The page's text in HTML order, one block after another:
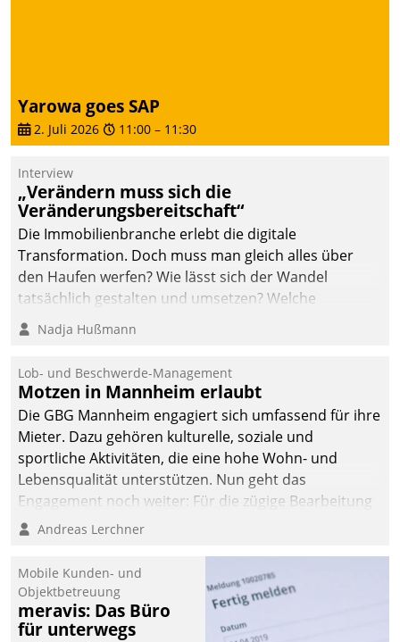
zielgerichtete
Mieterbefragungen – eine
starke Grundlage für
intelligente,
datengestützte
Entscheidungen.
Yarowa goes SAP
2. Juli 2026 11:00 – 11:30
Interview
„Verändern muss sich die
Veränderungsbereitschaft“
Die Immobilienbranche erlebt die digitale
Transformation. Doch muss man gleich alles über
den Haufen werfen? Wie lässt sich der Wandel
tatsächlich gestalten und umsetzen? Welche
Argumente zählen wirklich?
Nadja Hußmann
Lob- und Beschwerde-Management
Motzen in Mannheim erlaubt
Die GBG Mannheim engagiert sich umfassend für ihre
Mieter. Dazu gehören kulturelle, soziale und
sportliche Aktivitäten, die eine hohe Wohn- und
Lebensqualität unterstützen. Nun geht das
Engagement noch weiter: Für die zügige Bearbeitung
von Beschwerden – oder Lob – richtet das
und Beschwerde-Management einen eigenen Kanal
ein.
Andreas Lerchner
Mobile Kunden- und
Objektbetreuung
meravis: Das Büro
für unterwegs